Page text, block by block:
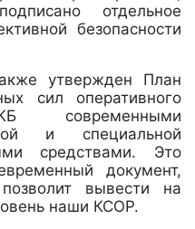
отдельное
безопасности
утвержден План
сил оперативного
современными
и специальной
средствами. Это
документ,
вывести на
наши КСОР.